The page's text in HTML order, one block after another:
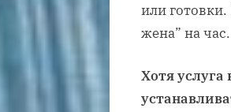
или
жена” на час.
Хотя услуга